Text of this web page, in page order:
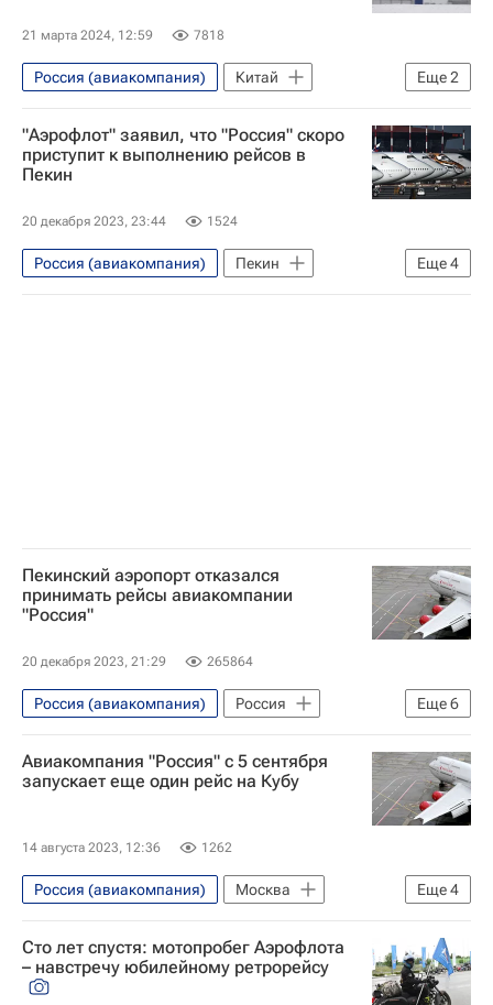
21 марта 2024, 12:59 7818
Еще2
Россия (авиакомпания)
Китай
Россия
В мире
"Аэрофлот" заявил, что "Россия" скоро
приступит к выполнению рейсов в
Пекин
20 декабря 2023, 23:44 1524
Еще4
Россия (авиакомпания)
Пекин
Аэрофлот
Китай
Россия
Пекинский аэропорт отказался
принимать рейсы авиакомпании
"Россия"
20 декабря 2023, 21:29 265864
Еще6
Россия (авиакомпания)
Россия
Китай
В мире
Экономика
Владивосток
Пекин Аэрофлот
Авиакомпания "Россия" с 5 сентября
запускает еще один рейс на Кубу
14 августа 2023, 12:36 1262
Еще4
Россия (авиакомпания)
Москва
Варадеро
Аэрофлот
Туризм
Новости - Туризм
Сто лет спустя: мотопробег Аэрофлота
– навстречу юбилейному ретрорейсу